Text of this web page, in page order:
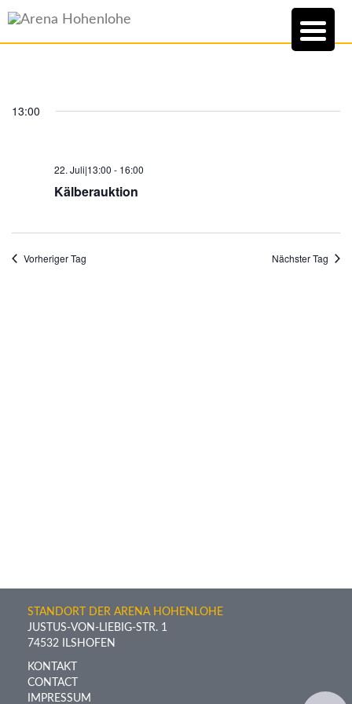
13:00
22. Juli|13:00 - 16:00
Kälberauktion
Vorheriger Tag Nächster Tag
STANDORT DER ARENA HOHENLOHE
JUSTUS-VON-LIEBIG-STR. 1
74532 ILSHOFEN
KONTAKT
CONTACT
IMPRESSUM